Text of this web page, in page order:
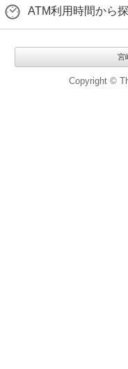
ATM利用時間から
宮
Copyright ©